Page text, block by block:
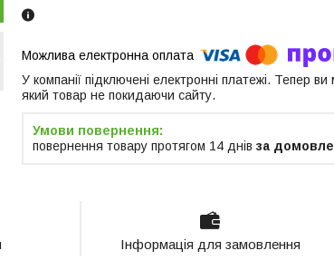
У компанії підключені електронні платежі. Тепер
який товар не покидаючи сайту.
повернення товару протягом 14 днів за
Інформація для замовлення